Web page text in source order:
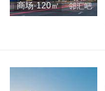
商场·120㎡